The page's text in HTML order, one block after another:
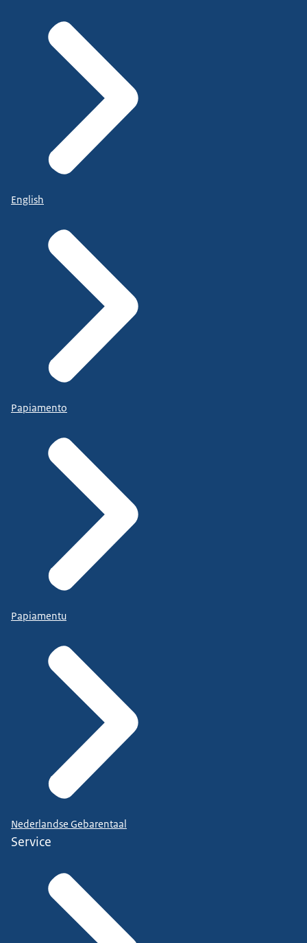
English
Papiamento
Papiamentu
Nederlandse Gebarentaal
Service